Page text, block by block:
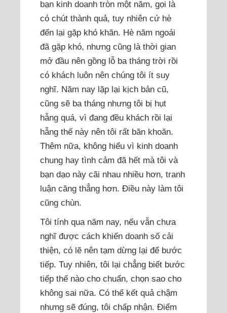
bạn kinh doanh tròn một năm, gọi là
có chút thành quả, tuy nhiên cứ hè
đến lại gặp khó khăn. Hè năm ngoái
đã gặp khó, nhưng cũng là thời gian
mở đầu nên gồng lỗ ba tháng trời rồi
có khách luôn nên chúng tôi ít suy
nghĩ. Năm nay lặp lại kịch bản cũ,
cũng sẽ ba tháng nhưng tôi bị hụt
hẫng quá, vì đang đều khách rồi lại
hẫng thế này nên tôi rất băn khoăn.
Thêm nữa, không hiểu vì kinh doanh
chung hay tình cảm đã hết mà tôi và
bạn dạo này cãi nhau nhiều hơn, tranh
luận căng thẳng hơn. Điều này làm tôi
cũng chùn.
Tôi tính qua năm nay, nếu vẫn chưa
nghĩ được cách khiến doanh số cải
thiện, có lẽ nên tạm dừng lại để bước
tiếp. Tuy nhiên, tôi lại chẳng biết bước
tiếp thế nào cho chuẩn, chọn sao cho
không sai nữa. Có thể kết quả chậm
nhưng sẽ đúng, tôi chấp nhận. Điểm